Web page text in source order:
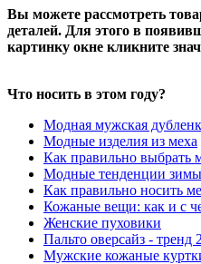
Вы можете рассмотреть
деталей. Для этого в
картинку окне кликните
Что носить в этом году?
Модная мужская
Модные изделия из меха
Как правильно выбрать
Модные тенденции зимы
Как правильно носить
Кожаные вещи: как и с
Женские пуховики
Пальто оверсайз - тренд
Мужские кожаные